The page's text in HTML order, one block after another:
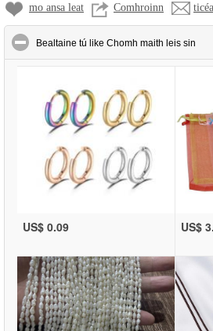
mo ansa leat Comhroinn
Bealtaine tú like Chomh maith leis sin
US$ 0.09 US$